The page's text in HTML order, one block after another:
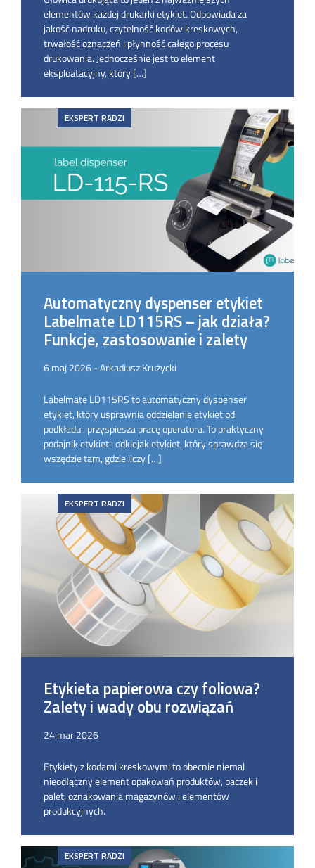
elementów każdej drukarki etykiet. Odpowiada za
jakość nadruku, czytelność kodów kreskowych,
trwałość oznaczeń i płynność całego procesu
drukowania. Jednocześnie jest to element
eksploatacyjny, który […]
EKSPERT RADZI
Automatyczny dyspenser etykiet
Labelmate LD115RS – jak działa?
Funkcje, zastosowanie i zalety
6 maj 2026 - Arkadiusz Krużycki
Labelmate LD115RS to automatyczny dyspenser
etykiet, który usprawnia oddzielanie etykiet od
podkładu i przyspiesza pracę operatora. To praktyczny
podajnik etykiet i odklejak etykiet, który sprawdza się
wszędzie tam, gdzie liczy […]
EKSPERT RADZI
Etykieta papierowa czy foliowa?
Zalety i wady obu rozwiązań
24 mar 2026
Etykiety z kodami kreskowymi to obecnie niemal
nieodłączny element opakowań produktów, paczek i
palet, oznakowania magazynów i elementów
produkcyjnych.
EKSPERT RADZI